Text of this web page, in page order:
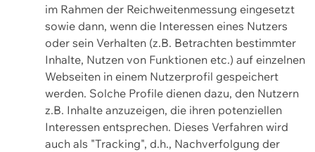
im Rahmen der Reichweitenmessung eingesetzt
sowie dann, wenn die Interessen eines Nutzers
oder sein Verhalten (z.B. Betrachten bestimmter
Inhalte, Nutzen von Funktionen etc.) auf einzelnen
Webseiten in einem Nutzerprofil gespeichert
werden. Solche Profile dienen dazu, den Nutzern
z.B. Inhalte anzuzeigen, die ihren potenziellen
Interessen entsprechen. Dieses Verfahren wird
auch als "Tracking", d.h., Nachverfolgung der